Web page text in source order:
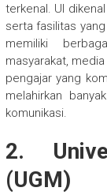
terkenal. UI
serta fasilitas
memiliki
masyarakat,
pengajar yang
melahirkan
komunikasi.
2.
(UGM)